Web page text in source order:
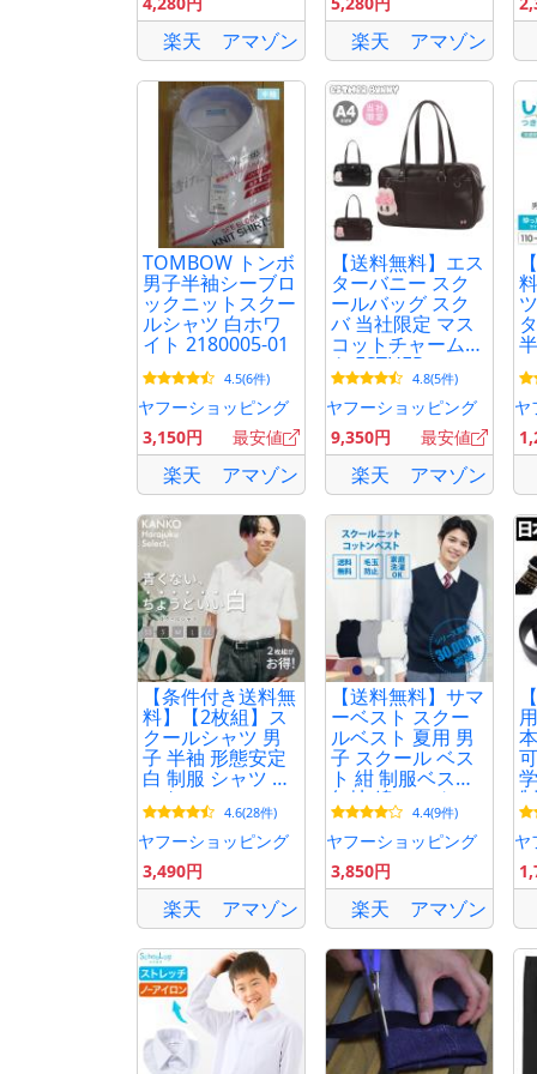
楽天 アマゾン 楽天 アマゾン
TOMBOW トンボ
男子半袖シーブロ
ックニットスクー
ルシャツ 白ホワ
イト 2180005-01
4.5(6件)
ヤフーショッピング
3,150円
最安値
楽天 アマゾン
【送料無料】エス
ターバニー スク
ールバッグ スク
バ 当社限定 マス
コットチャーム付
き ESTHER
BUNNY 韓国キャ
ラクター A4 通学
入学 高校生 通学
バッグ_29
4.8(5件)
ヤフーショッピング
9,350円
最安値
楽天 アマゾン
ヤ
【条件付き送料無
料】【2枚組】ス
クールシャツ 男
子 半袖 形態安定
白 制服 シャツ カ
ッターシャツ ワ
イシャツ レギュ
ラー 高校生 中学
生 学生 通学 送料
無料 カンコー
KHS309M
4.6(28件)
ヤフーショッピング
3,490円
楽天 アマゾン
【送料無料】サマ
ーベスト スクー
ルベスト 夏用 男
子 スクール ベス
ト 紺 制服ベスト
無地 綿 コットン
CONOMi 高校 学
生 中学 通学 ネイ
ビー グレー ホワ
イト 白 学生服
4.4(9件)
ヤフーショッピング
3,850円
楽天 アマゾン
ヤ